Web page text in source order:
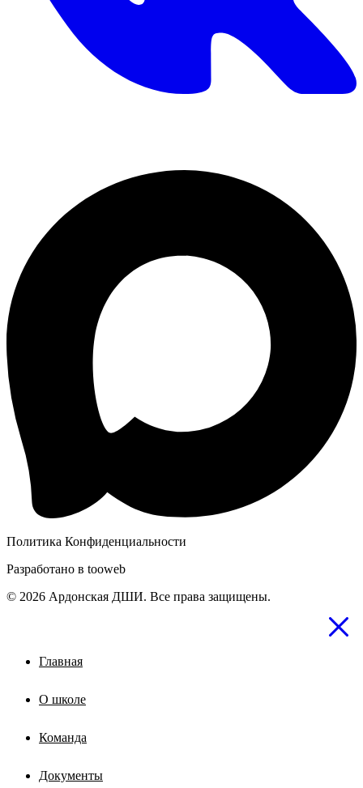
Политика Конфиденциальности
Разработано в tooweb
© 2026 Ардонская ДШИ. Все права защищены.
Главная
О школе
Команда
Документы